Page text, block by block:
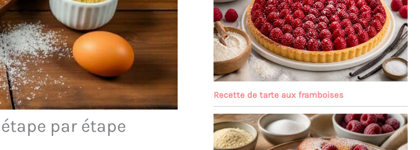
par étape
Recette de tarte aux framboises